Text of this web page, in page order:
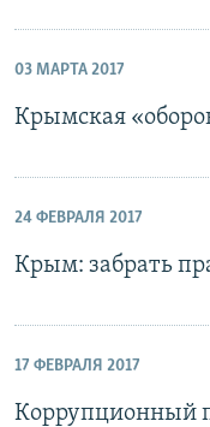
03 МАРТА 2017
Крымская
24 ФЕВРАЛЯ 2017
Крым: забрать
17 ФЕВРАЛЯ 2017
Коррупционный